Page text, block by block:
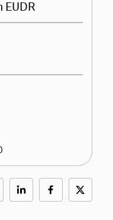
EUDR